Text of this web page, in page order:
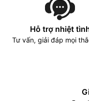
Hỗ trợ nhiệt
Tư vấn, giải đáp mọi